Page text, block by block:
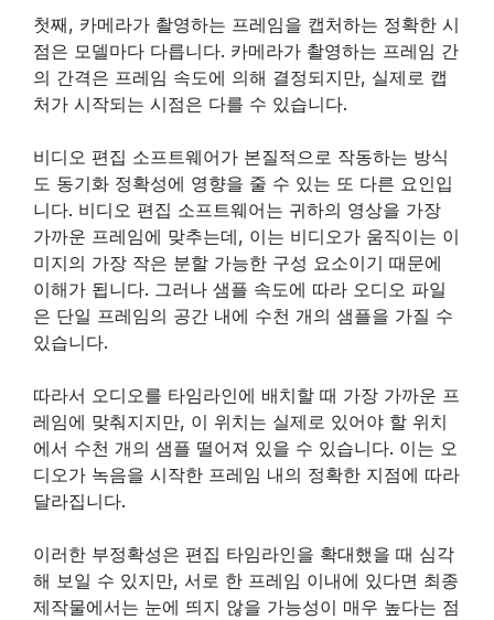
첫째, 카메라가 촬영하는 프레임을 캡처하는 정확한 시
점은 모델마다 다릅니다. 카메라가 촬영하는 프레임 간
의 간격은 프레임 속도에 의해 결정되지만, 실제로 캡
처가 시작되는 시점은 다를 수 있습니다.
비디오 편집 소프트웨어가 본질적으로 작동하는 방식
도 동기화 정확성에 영향을 줄 수 있는 또 다른 요인입
니다. 비디오 편집 소프트웨어는 귀하의 영상을 가장
가까운 프레임에 맞추는데, 이는 비디오가 움직이는 이
미지의 가장 작은 분할 가능한 구성 요소이기 때문에
이해가 됩니다. 그러나 샘플 속도에 따라 오디오 파일
은 단일 프레임의 공간 내에 수천 개의 샘플을 가질 수
있습니다.
따라서 오디오를 타임라인에 배치할 때 가장 가까운 프
레임에 맞춰지지만, 이 위치는 실제로 있어야 할 위치
에서 수천 개의 샘플 떨어져 있을 수 있습니다. 이는 오
디오가 녹음을 시작한 프레임 내의 정확한 지점에 따라
달라집니다.
이러한 부정확성은 편집 타임라인을 확대했을 때 심각
해 보일 수 있지만, 서로 한 프레임 이내에 있다면 최종
제작물에서는 눈에 띄지 않을 가능성이 매우 높다는 점